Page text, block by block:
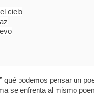
cielo
qué podemos pensar un
se enfrenta al mismo